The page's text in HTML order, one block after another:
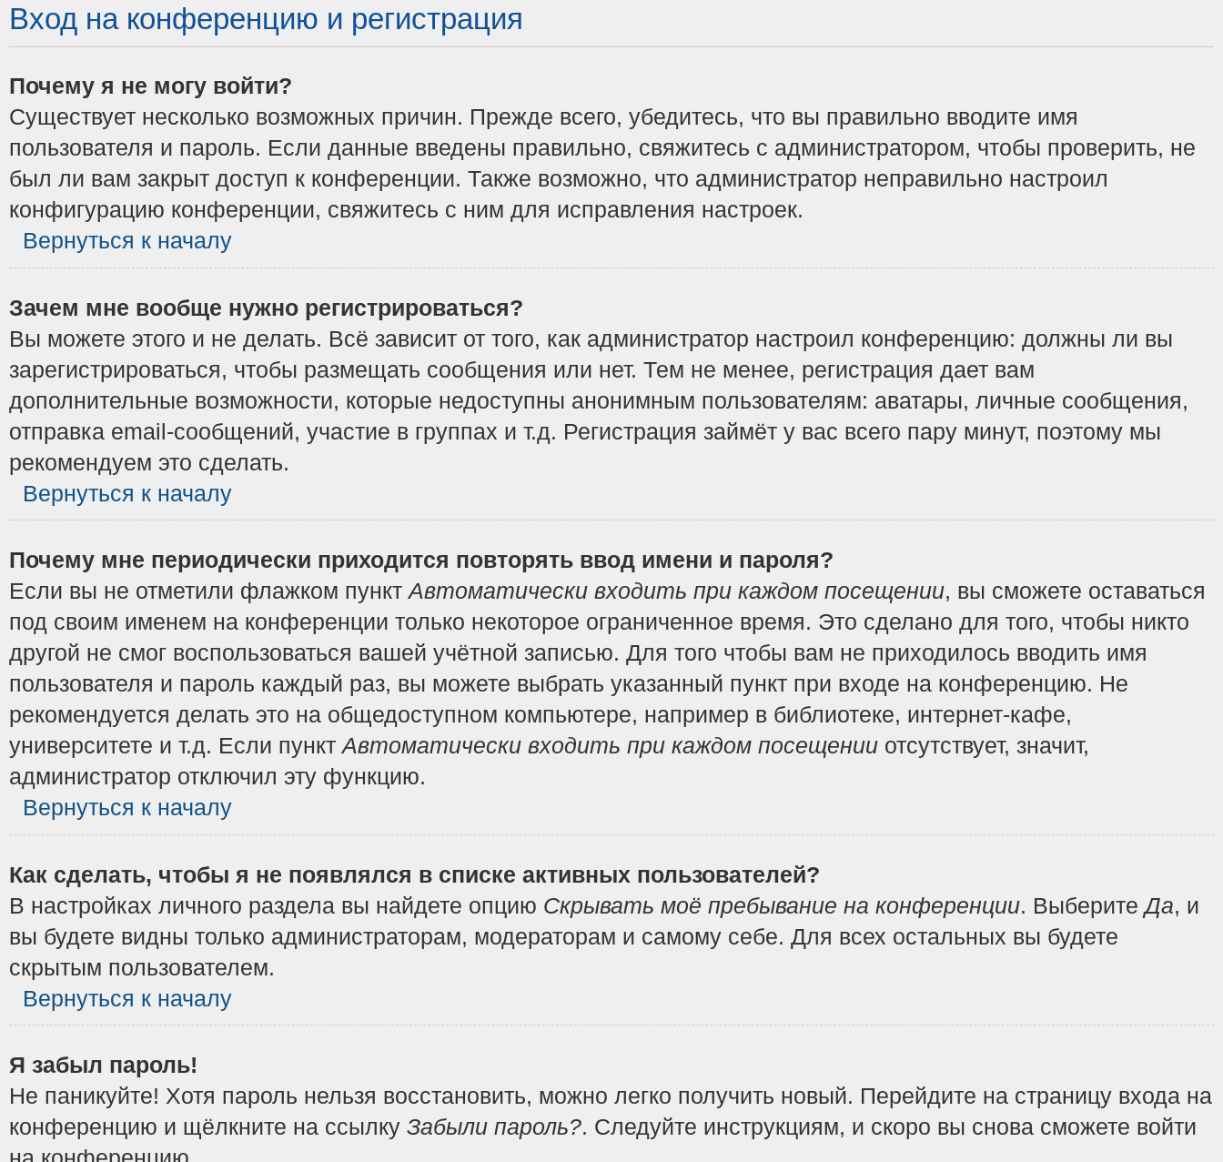
Вход на конференцию и регистрация
Почему я не могу войти?
Существует несколько возможных причин. Прежде всего, убедитесь, что вы правильно вводите имя
пользователя и пароль. Если данные введены правильно, свяжитесь с администратором, чтобы проверить, не
был ли вам закрыт доступ к конференции. Также возможно, что администратор неправильно настроил
конфигурацию конференции, свяжитесь с ним для исправления настроек.
Вернуться к началу
Зачем мне вообще нужно регистрироваться?
Вы можете этого и не делать. Всё зависит от того, как администратор настроил конференцию: должны ли вы
зарегистрироваться, чтобы размещать сообщения или нет. Тем не менее, регистрация дает вам
дополнительные возможности, которые недоступны анонимным пользователям: аватары, личные сообщения,
отправка email-сообщений, участие в группах и т.д. Регистрация займёт у вас всего пару минут, поэтому мы
рекомендуем это сделать.
Вернуться к началу
Почему мне периодически приходится повторять ввод имени и пароля?
Если вы не отметили флажком пунктАвтоматически входить при каждом посещении, вы сможете оставаться
под своим именем на конференции только некоторое ограниченное время. Это сделано для того, чтобы никто
другой не смог воспользоваться вашей учётной записью. Для того чтобы вам не приходилось вводить имя
пользователя и пароль каждый раз, вы можете выбрать указанный пункт при входе на конференцию. Не
рекомендуется делать это на общедоступном компьютере, например в библиотеке, интернет-кафе,
университете и т.д. Если пунктАвтоматически входить при каждом посещении отсутствует, значит,
администратор отключил эту функцию.
Вернуться к началу
Как сделать, чтобы я не появлялся в списке активных пользователей?
В настройках личного раздела вы найдете опцию Скрывать моё пребывание на конференции. ВыберитеДа, и
вы будете видны только администраторам, модераторам и самому себе. Для всех остальных вы будете
скрытым пользователем.
Вернуться к началу
Я забыл пароль!
Не паникуйте! Хотя пароль нельзя восстановить, можно легко получить новый. Перейдите на страницу входа на
конференцию и щёлкните на ссылку Забыли пароль?. Следуйте инструкциям, и скоро вы снова сможете войти